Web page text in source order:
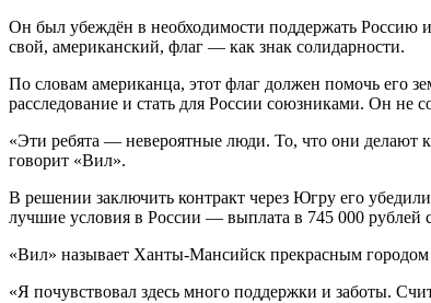
Он был убеждён в необходимости поддержать Россию
свой, американский, флаг — как знак солидарности.
По словам американца, этот флаг должен помочь его
расследование и стать для России союзниками. Он не
«Эти ребята — невероятные люди. То, что они делают
говорит «Вил».
В решении заключить контракт через Югру его
лучшие условия в России — выплата в 745 000 рублей
«Вил» называет Ханты-Мансийск прекрасным городом
«Я почувствовал здесь много поддержки и заботы.